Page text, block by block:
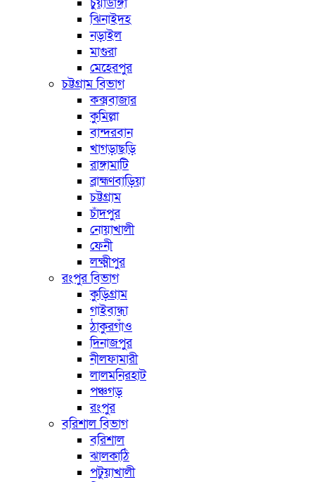
ঝিনাইদহ
নড়াইল
মাগুরা
মেহেরপুর
চট্টগ্রাম বিভাগ
কক্সবাজার
কুমিল্লা
বান্দরবান
খাগড়াছড়ি
রাঙ্গামাটি
ব্রাহ্মণবাড়িয়া
চট্টগ্রাম
চাঁদপুর
নোয়াখালী
ফেনী
লক্ষ্মীপুর
রংপুর বিভাগ
কুড়িগ্রাম
গাইবান্ধা
ঠাকুরগাঁও
দিনাজপুর
নীলফামারী
লালমনিরহাট
পঞ্চগড়
রংপুর
বরিশাল বিভাগ
বরিশাল
ঝালকাঠি
পটুয়াখালী